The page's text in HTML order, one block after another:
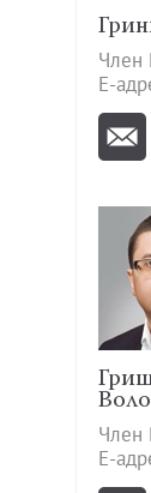
Член
Е-
Член
Е-